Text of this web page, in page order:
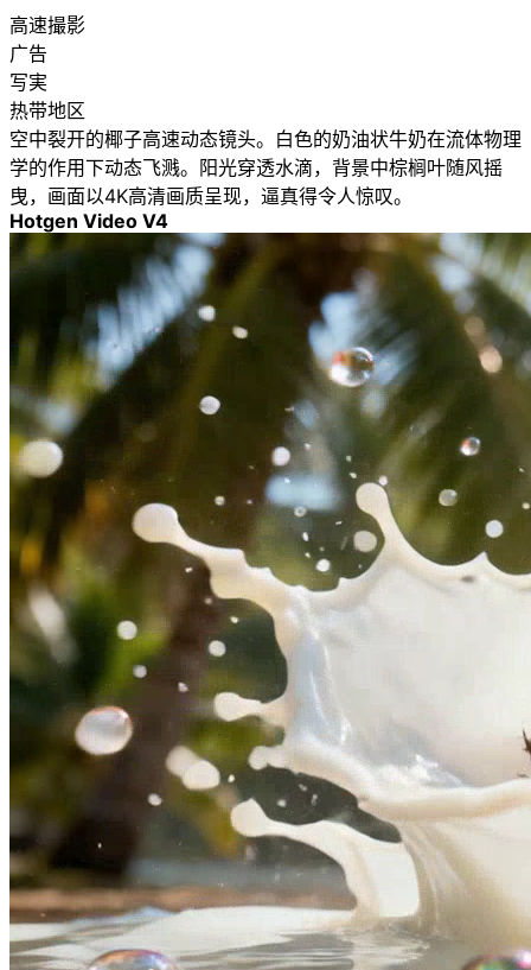
高速撮影
广告
写実
热带地区
空中裂开的椰子高速动态镜头。白色的奶油状牛奶在流体物理
学的作用下动态飞溅。阳光穿透水滴，背景中棕榈叶随风摇
曳，画面以4K高清画质呈现，逼真得令人惊叹。
Hotgen Video V4